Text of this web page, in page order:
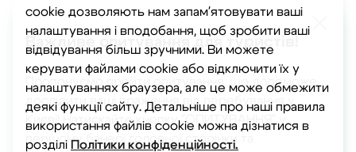
cookie дозволяють нам запам'ятовувати ваші
налаштування і вподобання, щоб зробити ваші
відвідування більш зручними. Ви можете
керувати файлами cookie або відключити їх у
налаштуваннях браузера, але це може обмежити
деякі функції сайту. Детальніше про наші правила
використання файлів cookie можна дізнатися в
розділі Політики конфіденційності.
Важливе опитування для туристів!
Пропонуємо пройти опитування, що допоможе
дослідити ваші враження від перебування у
Києві! Натискайте кнопку "ОПИТУВАННЯ" у
першому банері головної сторінки та